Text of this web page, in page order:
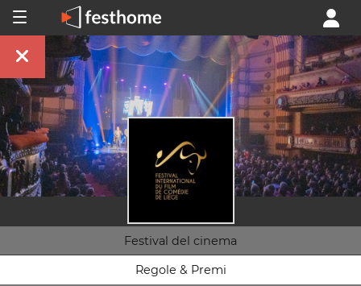
Festival del cinema
Regole & Premi